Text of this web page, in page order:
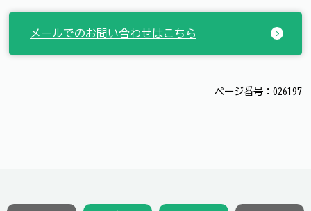
メールでのお問い合わせはこちら
ページ番号：026197